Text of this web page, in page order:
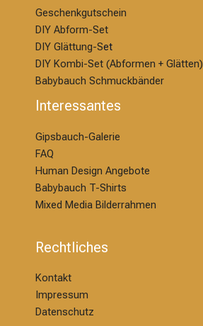
Geschenkgutschein
DIY Abform-Set
DIY Glättung-Set
DIY Kombi-Set (Abformen + Glätten)
Babybauch Schmuckbänder
Interessantes
Gipsbauch-Galerie
FAQ
Human Design Angebote
Babybauch T-Shirts
Mixed Media Bilderrahmen
Rechtliches
Kontakt
Impressum
Datenschutz